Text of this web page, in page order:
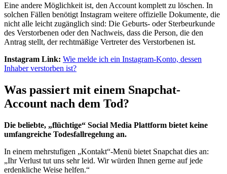
Eine andere Möglichkeit ist, den Account komplett zu löschen. In
solchen Fällen benötigt Instagram weitere offizielle Dokumente, die
nicht alle leicht zugänglich sind: Die Geburts- oder Sterbeurkunde
des Verstorbenen oder den Nachweis, dass die Person, die den
Antrag stellt, der rechtmäßige Vertreter des Verstorbenen ist.
Instagram Link: Wie melde ich ein Instagram-Konto, dessen
Inhaber verstorben ist?
Was passiert mit einem Snapchat-
Account nach dem Tod?
Die beliebte, „flüchtige“ Social Media Plattform bietet keine
umfangreiche Todesfallregelung an.
In einem mehrstufigen „Kontakt“-Menü bietet Snapchat dies an:
„Ihr Verlust tut uns sehr leid. Wir würden Ihnen gerne auf jede
erdenkliche Weise helfen.“